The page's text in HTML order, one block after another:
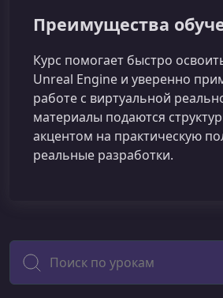
Преимущества
Курс помогает быстро
Unreal Engine и уверенно
работе с виртуальной
материалы подаются
акцентом на практическую
реальные разработки.
Поиск